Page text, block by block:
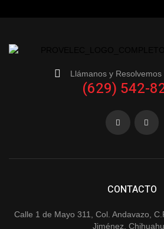
Llámanos y Resolvemos
(629) 542-
CONTACTO
Calle 1 de Mayo 311, Col. Andavazo,
Jiménez,